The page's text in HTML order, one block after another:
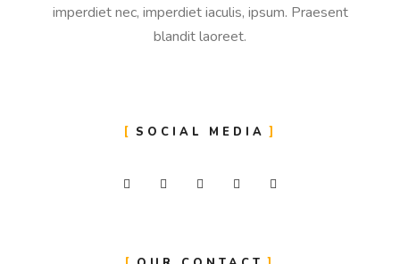
imperdiet nec, imperdiet iaculis, ipsum. Praesent
blandit laoreet.
SOCIAL MEDIA